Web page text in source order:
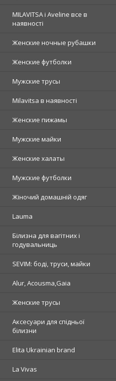
MILAVITSA і Aveline все в
наявності
Женские ночные рубашки
Женские футболки
Мужские трусы
Milavitsa в наявності
Женские пижамы
Мужские майки
Женские халаты
Мужские футболки
Жіночий домашній одяг
Lauma
Білизна для вагітних і
годувальниць
SEVIM: боді, труси, майки
Alur, Acousma,Gaia
Женские трусы
Аксесуари для спідньої
білизни
Elita Ukrainian brand
La Vivas